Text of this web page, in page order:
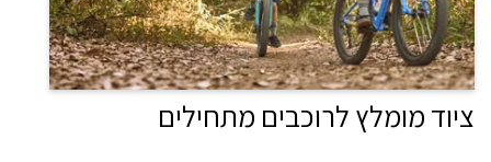
ציוד מומלץ לרוכבים מתחילים